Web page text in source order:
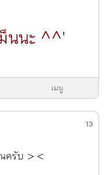
นนะ ^^'
เมนู
13
ครับ > <